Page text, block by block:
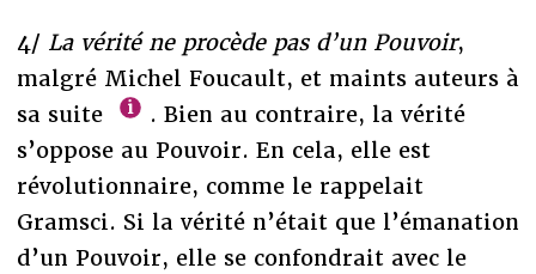
4/ La vérité ne procède pas d’un Pouvoir,
malgré Michel Foucault, et maints auteurs à
sa suite
. Bien au contraire, la vérité
s’oppose au Pouvoir. En cela, elle est
révolutionnaire, comme le rappelait
Gramsci. Si la vérité n’était que l’émanation
d’un Pouvoir, elle se confondrait avec le